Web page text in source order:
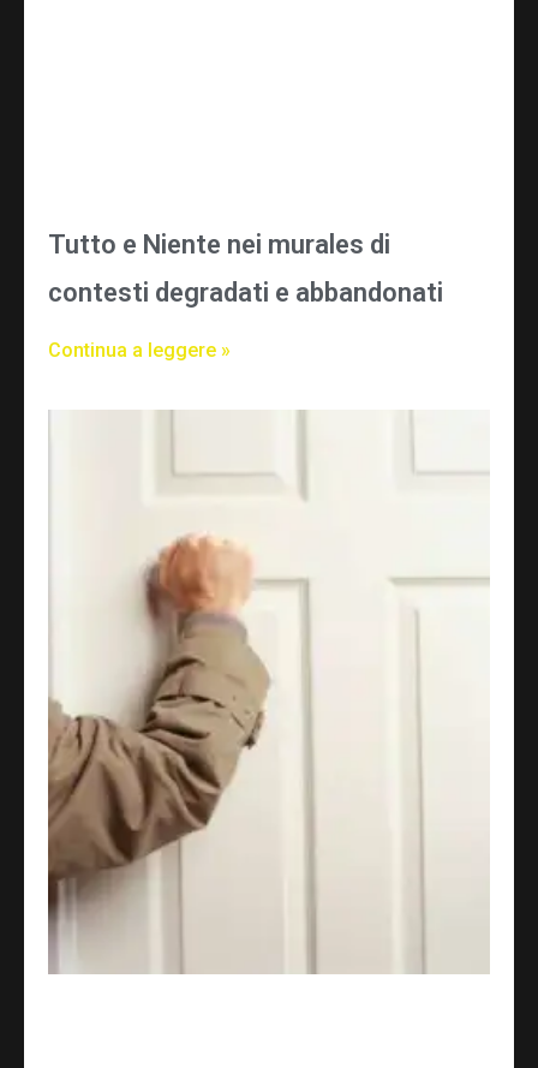
Tutto e Niente nei murales di
contesti degradati e abbandonati
Continua a leggere »